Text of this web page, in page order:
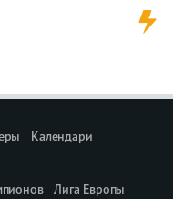
Календари
Лига Европы